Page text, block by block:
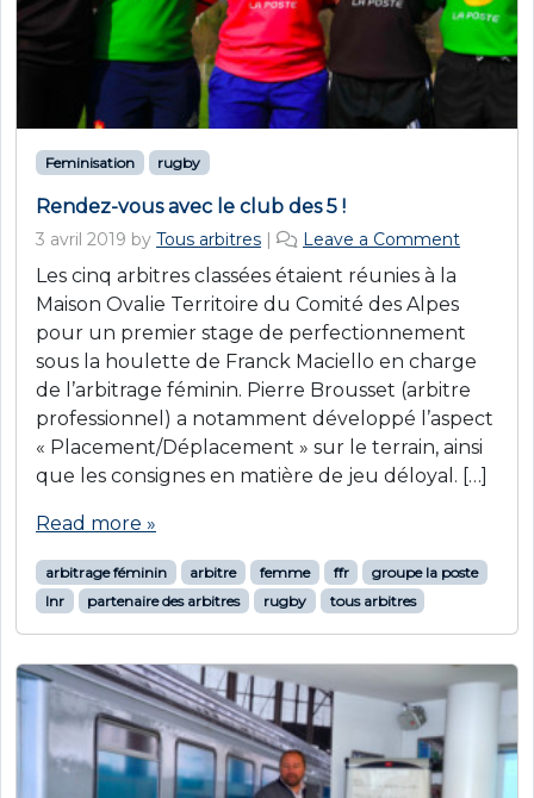
Feminisation rugby
Rendez-vous avec le club des 5 !
3 avril 2019 by Tous arbitres | Leave a Comment
Les cinq arbitres classées étaient réunies à la
Maison Ovalie Territoire du Comité des Alpes
pour un premier stage de perfectionnement
sous la houlette de Franck Maciello en charge
de l’arbitrage féminin. Pierre Brousset (arbitre
professionnel) a notamment développé l’aspect
« Placement/Déplacement » sur le terrain, ainsi
que les consignes en matière de jeu déloyal. […]
Read more »
arbitrage féminin arbitre femme ffr
groupe la poste
lnr
partenaire des arbitres rugby tous arbitres